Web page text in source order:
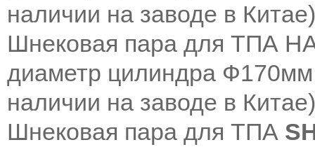
наличии на заводе в Китае
Шнековая пара для ТПА
диаметр цилиндра
наличии на заводе в Китае
Шнековая пара для ТПА